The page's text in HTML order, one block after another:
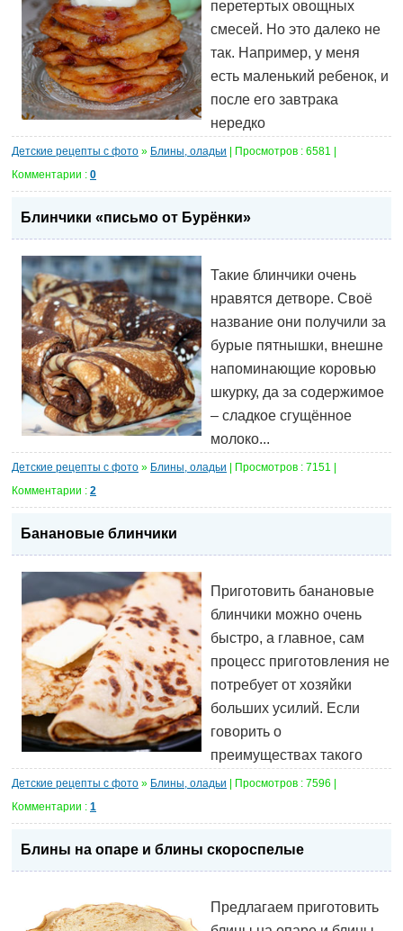
перетертых овощных
смесей. Но это далеко не
так. Например, у меня
есть маленький ребенок, и
после его завтрака
нередко
Детские рецепты с фото » Блины, оладьи | Просмотров : 6581 |
Комментарии : 0
Блинчики «письмо от Бурёнки»
Такие блинчики очень
нравятся детворе. Своё
название они получили за
бурые пятнышки, внешне
напоминающие коровью
шкурку, да за содержимое
– сладкое сгущённое
молоко...
Детские рецепты с фото » Блины, оладьи | Просмотров : 7151 |
Комментарии : 2
Банановые блинчики
Приготовить банановые
блинчики можно очень
быстро, а главное, сам
процесс приготовления не
потребует от хозяйки
больших усилий. Если
говорить о
преимуществах такого
Детские рецепты с фото » Блины, оладьи | Просмотров : 7596 |
Комментарии : 1
Блины на опаре и блины скороспелые
Предлагаем приготовить